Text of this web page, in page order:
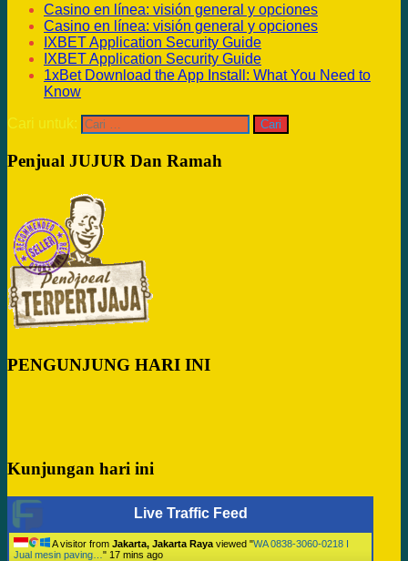
Casino en línea: visión general y opciones
Casino en línea: visión general y opciones
IXBET Application Security Guide
IXBET Application Security Guide
1xBet Download the App Install: What You Need to
Know
Cari untuk:
Penjual JUJUR Dan Ramah
PENGUNJUNG HARI INI
Kunjungan hari ini
Live Traffic Feed
A visitor from Jakarta, Jakarta Raya viewed "WA 0838-3060-0218 I
Jual mesin paving… " 17 mins ago